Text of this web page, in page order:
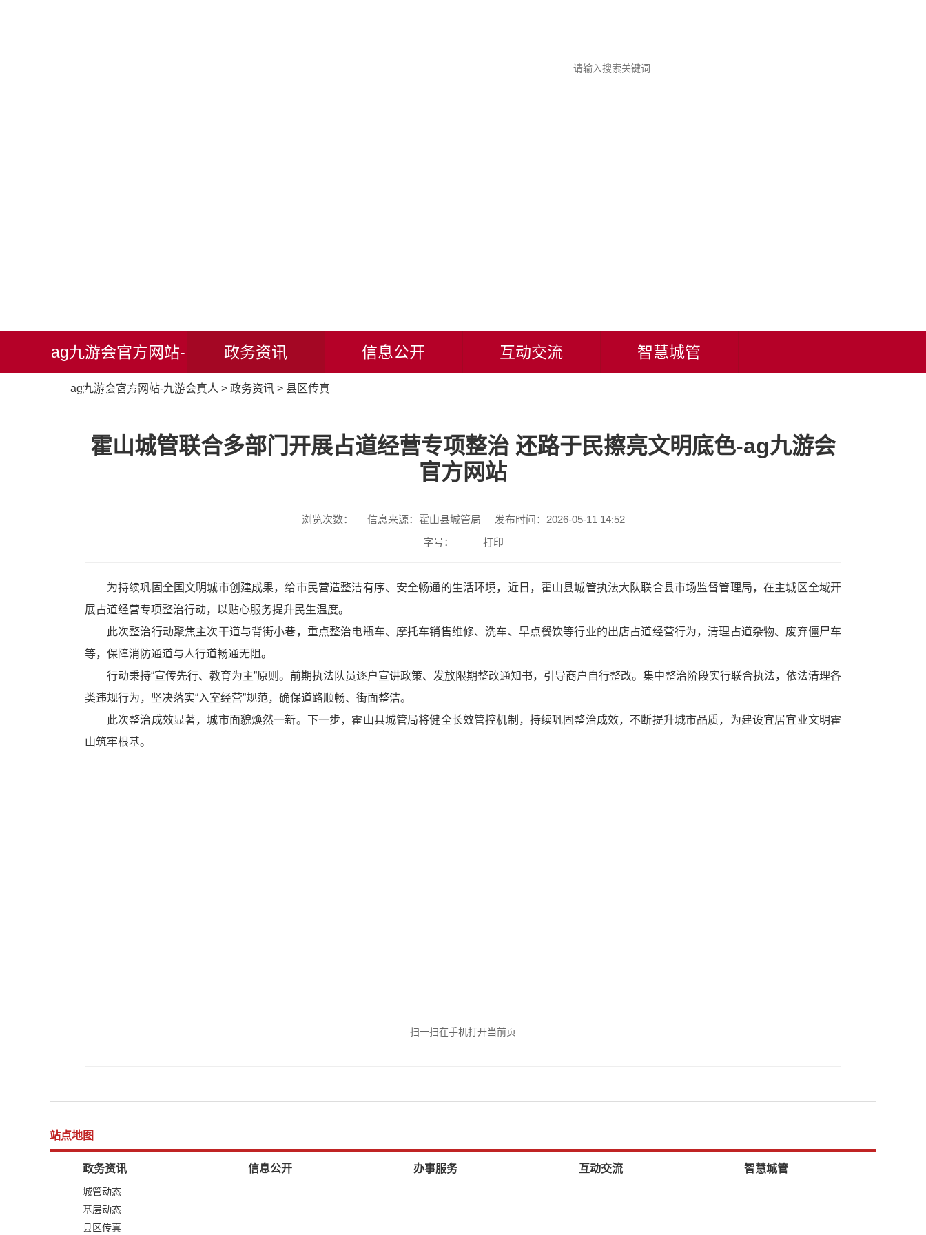
ag九游会官方网站-
九游会真人
政务资讯 信息公开 互动交流 智慧城管
ag九游会官方网站-九游会真人 > 政务资讯 > 县区传真
霍山城管联合多部门开展占道经营专项整治 还路于民擦亮文明底色-ag九游会
官方网站
浏览次数： 信息来源：霍山县城管局
发布时间：2026-05-11 14:52
字号：
打印
为持续巩固全国文明城市创建成果，给市民营造整洁有序、安全畅通的生活环境，近日，霍山县城管执法大队联合县市场监督管理局，在主城区全域开
展占道经营专项整治行动，以贴心服务提升民生温度。
此次整治行动聚焦主次干道与背街小巷，重点整治电瓶车、摩托车销售维修、洗车、早点餐饮等行业的出店占道经营行为，清理占道杂物、废弃僵尸车
等，保障消防通道与人行道畅通无阻。
行动秉持“宣传先行、教育为主”原则。前期执法队员逐户宣讲政策、发放限期整改通知书，引导商户自行整改。集中整治阶段实行联合执法，依法清理各
类违规行为，坚决落实“入室经营”规范，确保道路顺畅、街面整洁。
此次整治成效显著，城市面貌焕然一新。下一步，霍山县城管局将健全长效管控机制，持续巩固整治成效，不断提升城市品质，为建设宜居宜业文明霍
山筑牢根基。
扫一扫在手机打开当前页
站点地图
政务资讯
城管动态
基层动态
县区传真
信息公开 办事服务 互动交流 智慧城管